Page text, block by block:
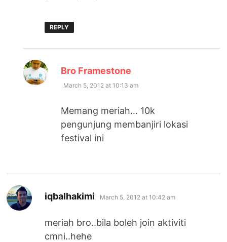
REPLY
Bro Framestone
March 5, 2012 at 10:13 am
Memang meriah… 10k
pengunjung membanjiri lokasi
festival ini
iqbalhakimi says:
March 5, 2012 at 10:42 am
meriah bro..bila boleh join aktiviti
cmni..hehe